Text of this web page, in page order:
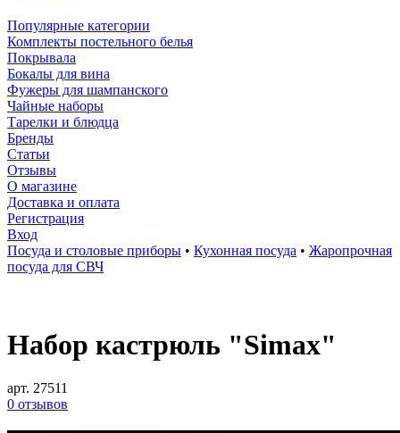
Популярные категории
Комплекты постельного белья
Покрывала
Бокалы для вина
Фужеры для шампанского
Чайные наборы
Тарелки и блюдца
Бренды
Статьи
Отзывы
О магазине
Доставка и оплата
Регистрация
Вход
Посуда и столовые приборы • Кухонная посуда • Жаропрочная
посуда для СВЧ
Набор кастрюль "Simax"
арт. 27511
0 отзывов